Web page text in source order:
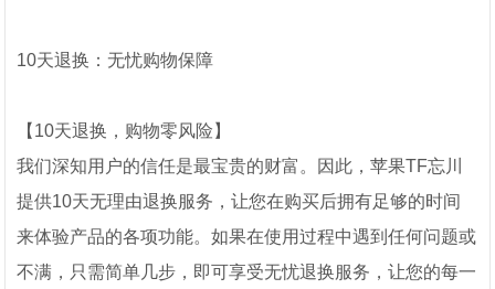
10天退换：无忧购物保障
【10天退换，购物零风险】
我们深知用户的信任是最宝贵的财富。因此，苹果TF忘川
提供10天无理由退换服务，让您在购买后拥有足够的时间
来体验产品的各项功能。如果在使用过程中遇到任何问题或
不满，只需简单几步，即可享受无忧退换服务，让您的每一